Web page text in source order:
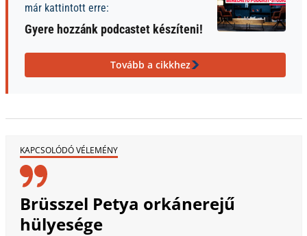
már kattintott erre:
Gyere hozzánk podcastet készíteni!
Tovább a cikkhez
KAPCSOLÓDÓ VÉLEMÉNY
Brüsszel Petya orkánerejű
hülyesége